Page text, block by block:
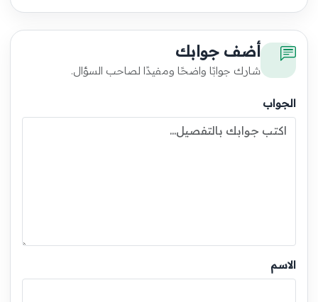
أضف جوابك
شارك جوابًا واضحًا ومفيدًا لصاحب السؤال.
الجواب
الاسم